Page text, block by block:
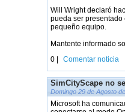
Will Wright declaró
pueda ser
pequeño equipo.
Mantente informado
0 |
Comentar noticia
SimCityScape no
Domingo 29 de Agosto
Microsoft ha